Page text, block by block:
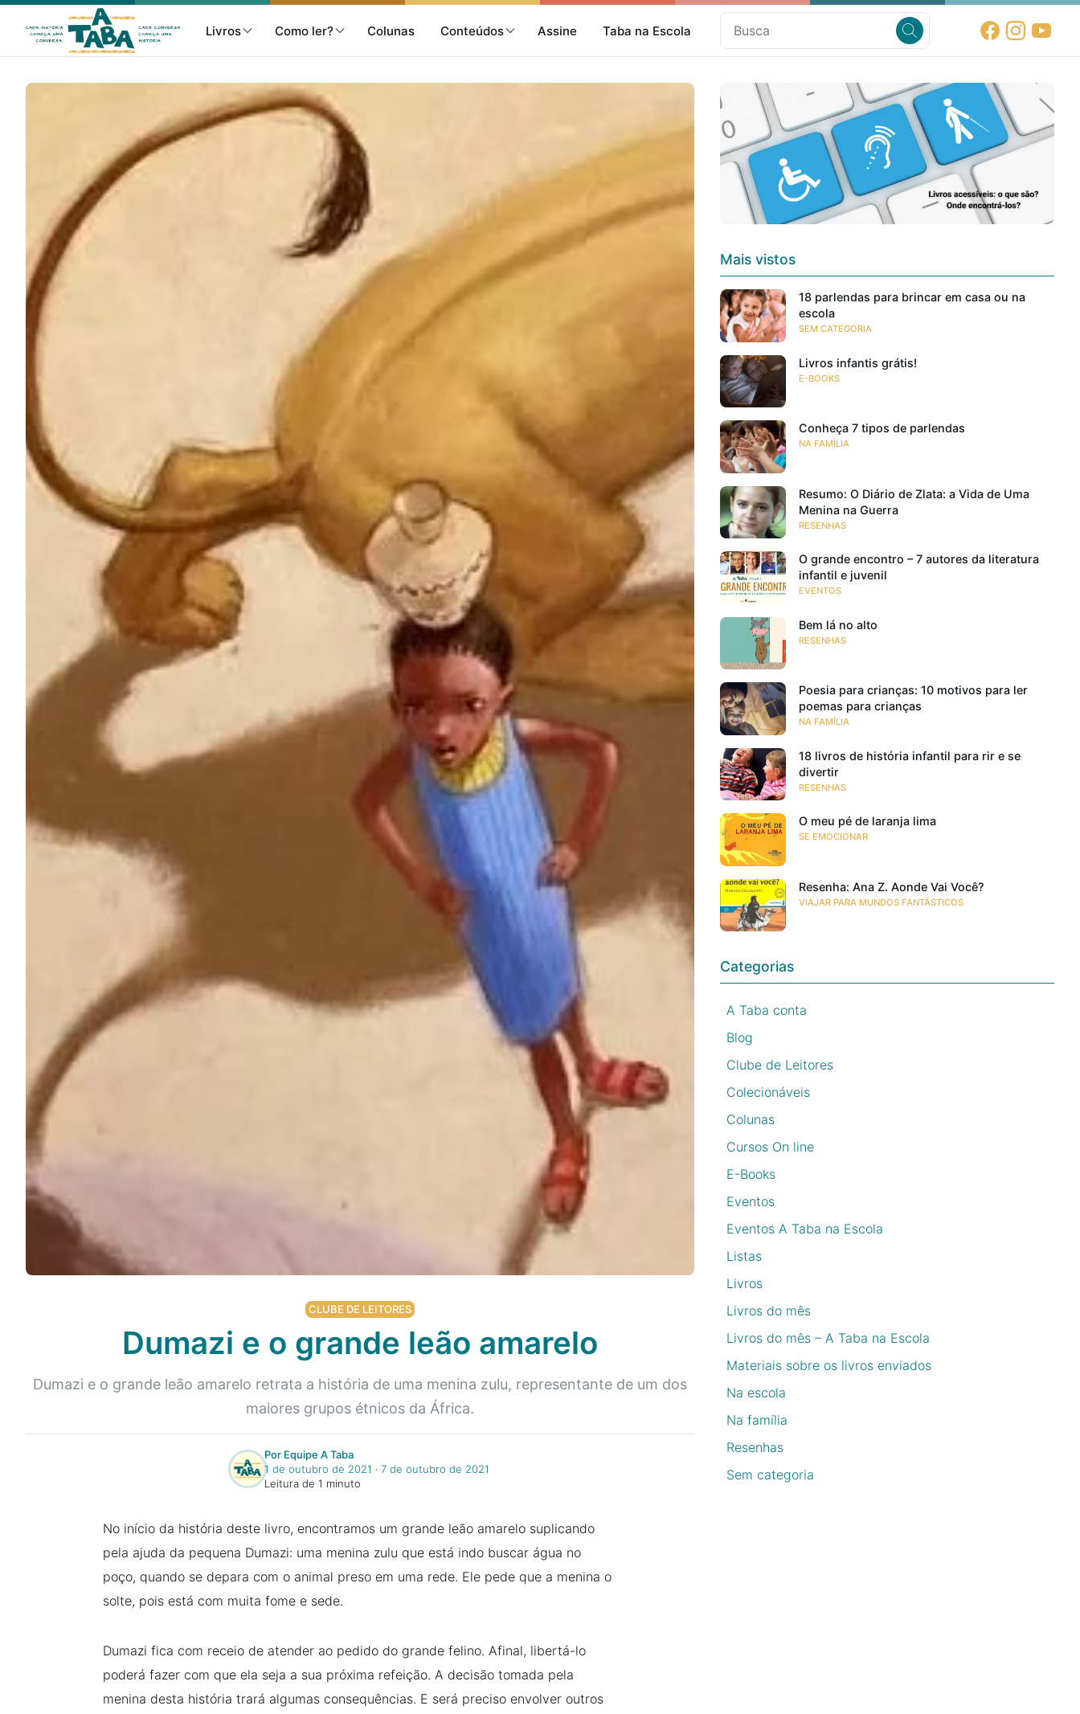
Livros Como ler? Colunas Conteúdos Assine Taba na Escola
Resenhas
Clube de Leitores
Listas
Como ler?
Na família
Colunas
Conteúdos
Colecionáveis
Cursos On line
E-Books
Eventos
Taba na Escola
CLUBE DE LEITORES
Dumazi e o grande leão amarelo
Dumazi e o grande leão amarelo retrata a história de uma menina zulu, representante de um dos
maiores grupos étnicos da África.
Por Equipe A Taba
1 de outubro de 2021 ‧ 7 de outubro de 2021
Leitura de 1 minuto
No início da história deste livro, encontramos um grande leão amarelo suplicando
pela ajuda da pequena Dumazi: uma menina zulu que está indo buscar água no
poço, quando se depara com o animal preso em uma rede. Ele pede que a menina o
solte, pois está com muita fome e sede.
Dumazi fica com receio de atender ao pedido do grande felino. Afinal, libertá-lo
poderá fazer com que ela seja a sua próxima refeição. A decisão tomada pela
menina desta história trará algumas consequências. E será preciso envolver outros
Mais vistos
18 parlendas para brincar em casa ou na
escola
SEM CATEGORIA
Livros infantis grátis!
E-BOOKS
Conheça 7 tipos de parlendas
NA FAMÍLIA
Resumo: O Diário de Zlata: a Vida de Uma
Menina na Guerra
RESENHAS
O grande encontro – 7 autores da literatura
infantil e juvenil
EVENTOS
Bem lá no alto
RESENHAS
Poesia para crianças: 10 motivos para ler
poemas para crianças
NA FAMÍLIA
18 livros de história infantil para rir e se
divertir
RESENHAS
O meu pé de laranja lima
SE EMOCIONAR
Resenha: Ana Z. Aonde Vai Você?
VIAJAR PARA MUNDOS FANTÁSTICOS
Categorias
A Taba conta
Blog
Clube de Leitores
Colecionáveis
Colunas
Cursos On line
E-Books
Eventos
Eventos A Taba na Escola
Listas
Livros
Livros do mês
Livros do mês – A Taba na Escola
Materiais sobre os livros enviados
Na escola
Na família
Resenhas
Sem categoria